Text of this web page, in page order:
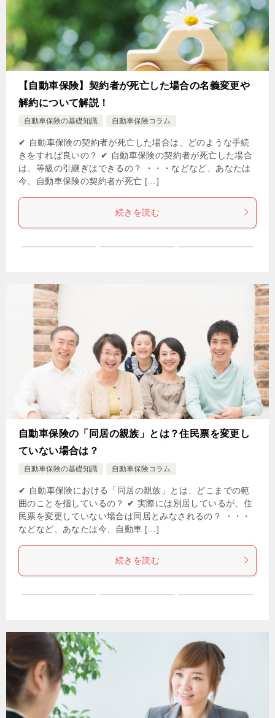
【自動車保険】契約者が死亡した場合の名義変更や
解約について解説！
自動車保険の基礎知識 自動車保険コラム
✔ 自動車保険の契約者が死亡した場合は、どのような手続
きをすれば良いの？ ✔ 自動車保険の契約者が死亡した場合
は、等級の引継ぎはできるの？ ・・・などなど、あなたは
今、自動車保険の契約者が死亡 […]
続きを読む
自動車保険の「同居の親族」とは？住民票を変更し
ていない場合は？
自動車保険の基礎知識 自動車保険コラム
✔ 自動車保険における「同居の親族」とは、どこまでの範
囲のことを指しているの？ ✔ 実際には別居しているが、住
民票を変更していない場合は同居とみなされるの？ ・・・
などなど、あなたは今、自動車 […]
続きを読む